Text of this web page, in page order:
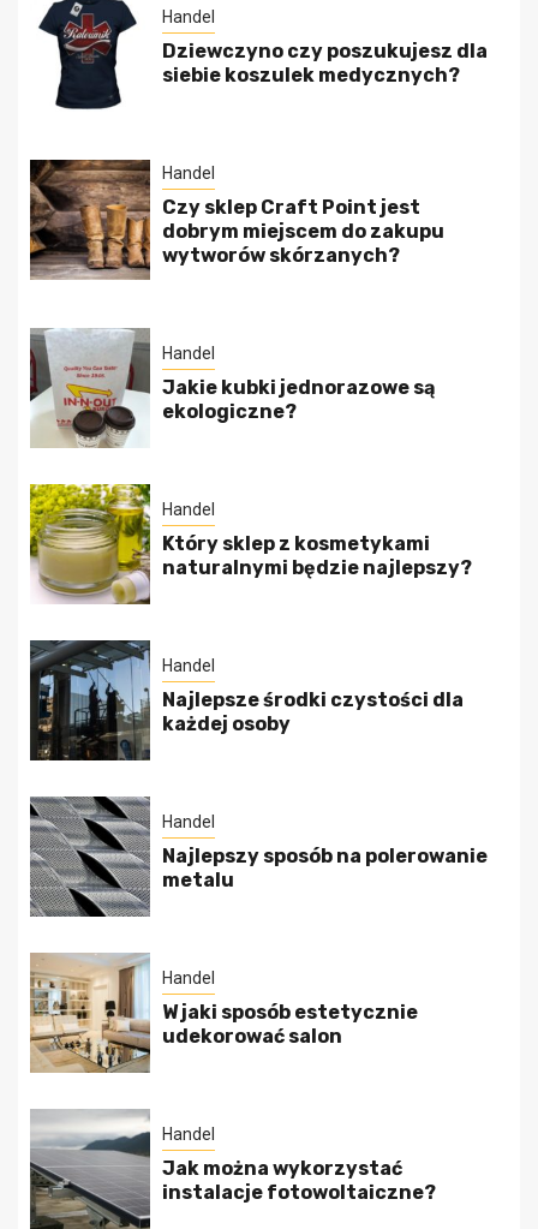
Handel
Dziewczyno czy poszukujesz dla
siebie koszulek medycznych?
Handel
Czy sklep Craft Point jest
dobrym miejscem do zakupu
wytworów skórzanych?
Handel
Jakie kubki jednorazowe są
ekologiczne?
Handel
Który sklep z kosmetykami
naturalnymi będzie najlepszy?
Handel
Najlepsze środki czystości dla
każdej osoby
Handel
Najlepszy sposób na polerowanie
metalu
Handel
W jaki sposób estetycznie
udekorować salon
Handel
Jak można wykorzystać
instalacje fotowoltaiczne?